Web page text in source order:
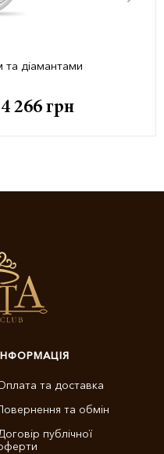
та діамантами
266 грн
та доставка
та обмін
публічної